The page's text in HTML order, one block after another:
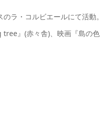
ラ・コルビエールにて活動。
』(赤々舎)、映画『島の色